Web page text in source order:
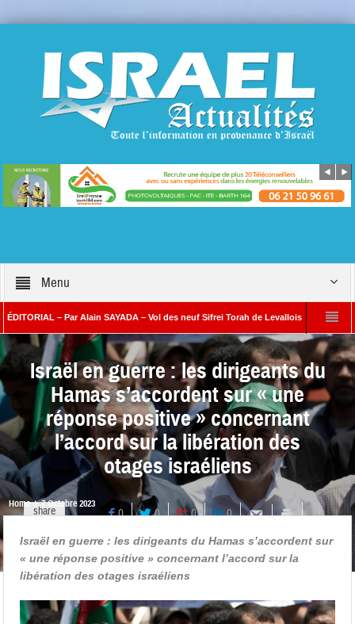
Menu
– Par Alain SAYADA – Vol des neuf Sifrei Torah de Levallois : jusqu’à quand le
SAYADA Benjamin Netanyahou à l’Iran : « Si vous nous attaquez, notre
Israël en guerre : les dirigeants du
Hamas s’accordent sur « une
réponse positive » concernant
l’accord sur la libération des
otages israéliens
share 0 0 0 0
Home 7 Octobre 2023
Israël en guerre : les dirigeants du Hamas s’accordent sur
« une réponse positive » concernant l’accord sur la
libération des otages israéliens